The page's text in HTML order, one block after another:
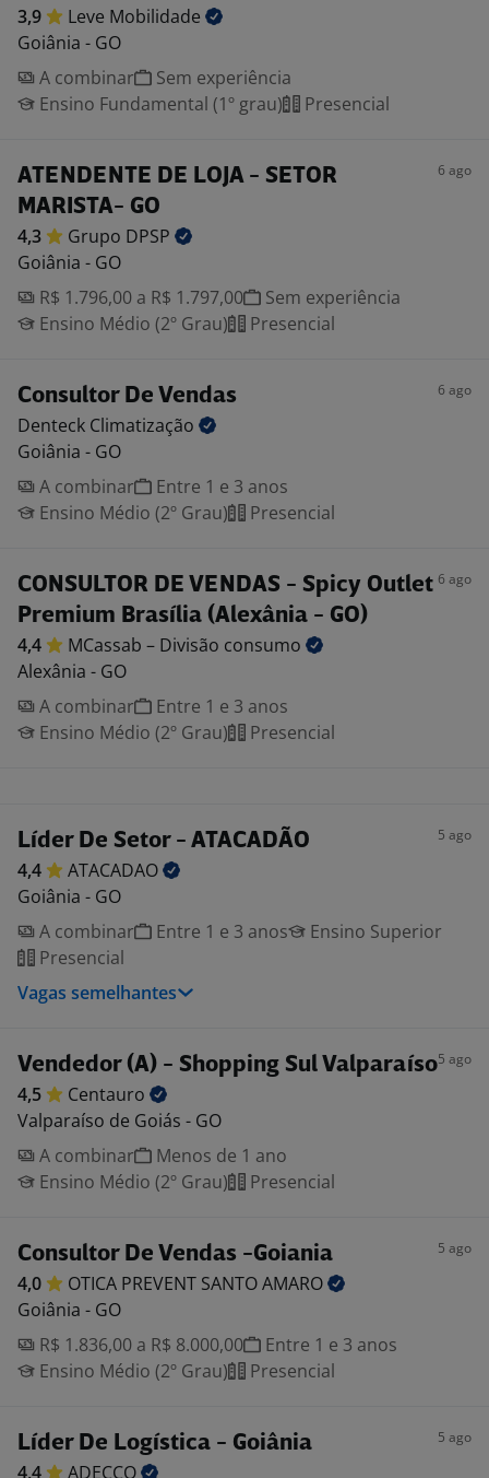
3,9 Leve Mobilidade
Goiânia - GO
A combinar
Sem experiência
Ensino Fundamental (1º grau)
Presencial
ATENDENTE DE LOJA - SETOR
MARISTA- GO
6 ago
4,3 Grupo DPSP
Goiânia - GO
R$ 1.796,00 a R$ 1.797,00
Sem experiência
Ensino Médio (2º Grau)
Presencial
Consultor De Vendas 6 ago
Denteck Climatização
Goiânia - GO
A combinar
Entre 1 e 3 anos
Ensino Médio (2º Grau)
Presencial
CONSULTOR DE VENDAS - Spicy Outlet
Premium Brasília (Alexânia - GO)
6 ago
4,4 MCassab – Divisão consumo
Alexânia - GO
A combinar
Entre 1 e 3 anos
Ensino Médio (2º Grau)
Presencial
Líder De Setor - ATACADÃO 5 ago
4,4
ATACADAO
Goiânia - GO
A combinar
Entre 1 e 3 anos
Ensino Superior
Presencial
Vagas semelhantes
Vendedor (A) - Shopping Sul Valparaíso5 ago
4,5
Centauro
Valparaíso de Goiás - GO
A combinar
Menos de 1 ano
Ensino Médio (2º Grau)
Presencial
Consultor De Vendas -Goiania 5 ago
4,0 OTICA PREVENT SANTOAMARO
Goiânia - GO
R$ 1.836,00 a R$ 8.000,00
Entre 1 e 3 anos
Ensino Médio (2º Grau)
Presencial
Líder De Logística - Goiânia 5 ago
4,4 ADECCO